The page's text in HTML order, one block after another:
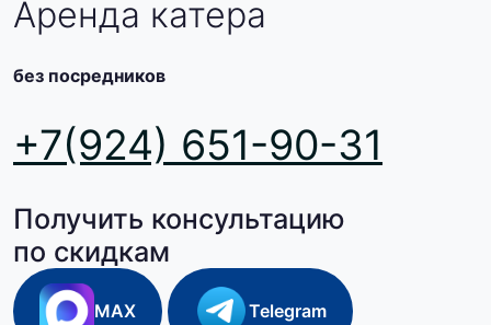
Аренда катера
без посредников
+7(924) 651-90-31
Получить консультацию
по скидкам
MAX Telegram